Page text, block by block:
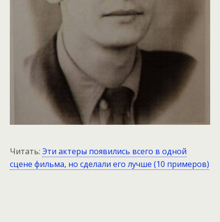
Читать: Эти актеры появились всего в одной
сцене фильма, но сделали его лучше (10 примеров)